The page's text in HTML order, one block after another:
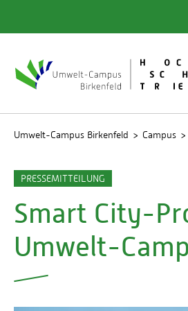
Umwelt-Campus Birkenfeld Campus
PRESSEMITTEILUNG
Smart City-
Umwelt-